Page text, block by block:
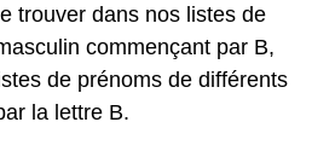
trouver dans nos listes de
commençant par B,
de prénoms de différents
la lettre B.